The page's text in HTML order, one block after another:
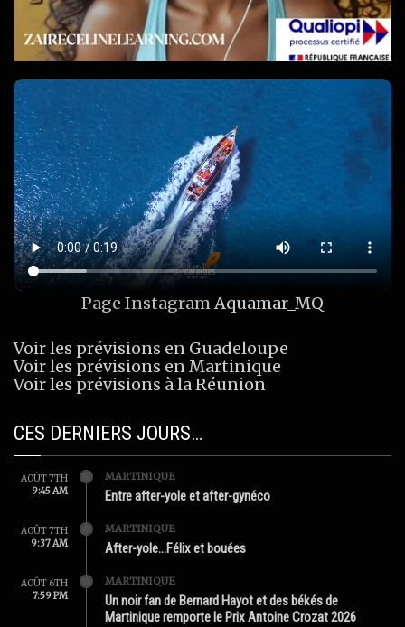
Page InstagramAquamar_MQ
Voir les prévisions en Guadeloupe
Voir les prévisions en Martinique
Voir les prévisions à la Réunion
CES DERNIERS JOURS…
AOÛT 7TH
9:45 AM
MARTINIQUE
Entre after-yole et after-gynéco
AOÛT 7TH
9:37 AM
MARTINIQUE
After-yole…Félix et bouées
AOÛT 6TH
7:59 PM
MARTINIQUE
Un noir fan de Bernard Hayot et des békés de
Martinique remporte le Prix Antoine Crozat 2026